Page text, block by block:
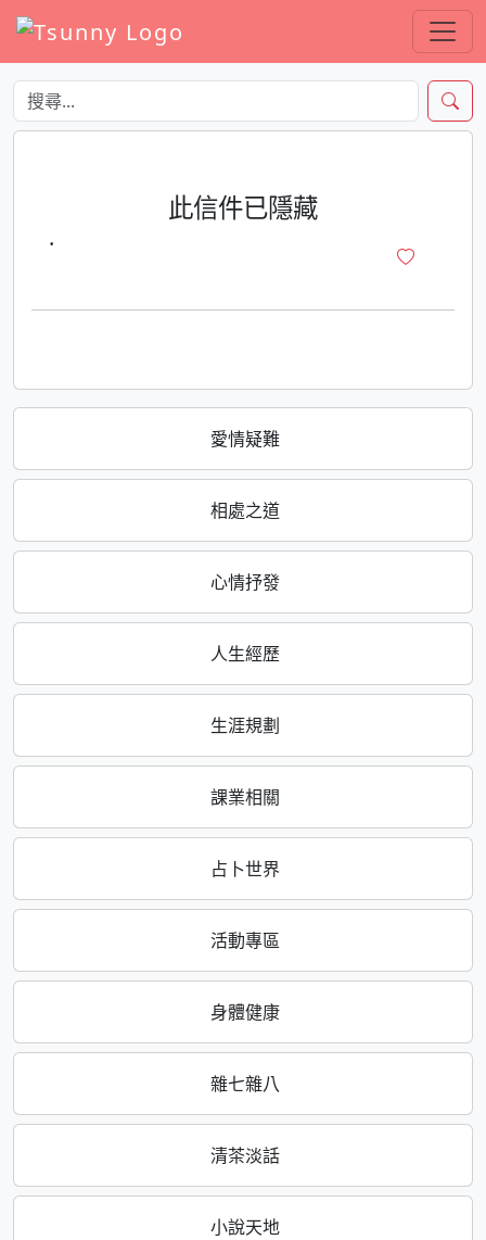
愛情疑難
相處之道
心情抒發
人生經歷
生涯規劃
課業相關
占卜世界
活動專區
身體健康
雜七雜八
清茶淡話
小說天地
此信件已隱藏
·